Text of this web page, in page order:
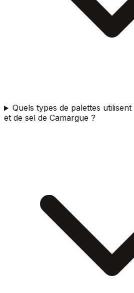
Quels types de palettes
et de sel de Camargue ?